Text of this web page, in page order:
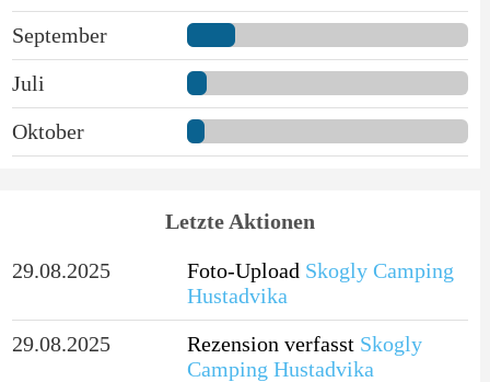
September
Juli
Oktober
Letzte Aktionen
29.08.2025 Foto-Upload Skogly Camping
Hustadvika
29.08.2025
Rezension verfasst Skogly
Camping Hustadvika